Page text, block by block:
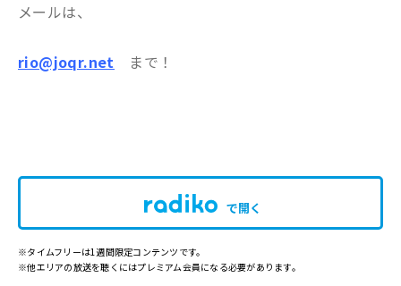
メールは、
rio@joqr.net まで！
で開く
※タイムフリーは1週間限定コンテンツです。
※他エリアの放送を聴くにはプレミアム会員になる必要があります。